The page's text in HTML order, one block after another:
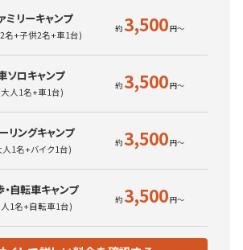
ミリーキャンプ
名+子供2名+車1台) 3,500
ソロキャンプ
人1名+車1台) 3,500
リングキャンプ
人1名+バイク1台) 3,500
自転車キャンプ
1名+自転車1台) 3,500